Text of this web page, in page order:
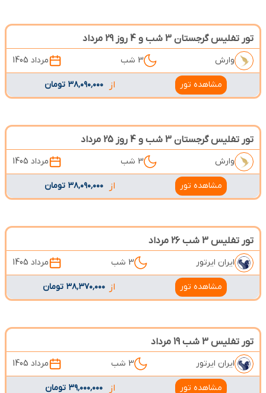
تور تفلیس گرجستان 3 شب و 4 روز 29 مرداد
وارش 3 شب مرداد 1405
مشاهده تور از ۳۸٬۰۹۰٬۰۰۰ تومان
تور تفلیس گرجستان 3 شب و 4 روز 25 مرداد
وارش 3 شب مرداد 1405
مشاهده تور از ۳۸٬۰۹۰٬۰۰۰ تومان
تور تفلیس 3 شب 26 مرداد
ایران ایرتور 3 شب مرداد 1405
مشاهده تور از ۳۸٬۳۷۰٬۰۰۰ تومان
تور تفلیس 3 شب 19 مرداد
ایران ایرتور 3 شب مرداد 1405
مشاهده تور از ۳۹٬۰۰۰٬۰۰۰ تومان